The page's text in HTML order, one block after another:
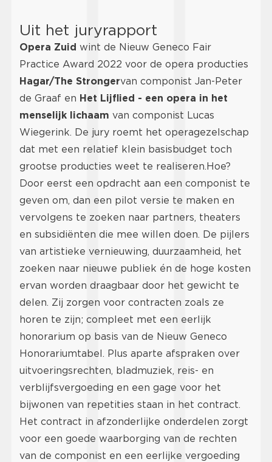
Uit het juryrapport
Opera Zuid wint de Nieuw Geneco Fair
Practice Award 2022 voor de opera producties
Hagar/The Strongervan componist Jan-Peter
de Graaf en Het Lijflied - een opera in het
menselijk lichaam van componist Lucas
Wiegerink. De jury roemt het operagezelschap
dat met een relatief klein basisbudget toch
grootse producties weet te realiseren.Hoe?
Door eerst een opdracht aan een componist te
geven om, dan een pilot versie te maken en
vervolgens te zoeken naar partners, theaters
en subsidiënten die mee willen doen. De pijlers
van artistieke vernieuwing, duurzaamheid, het
zoeken naar nieuwe publiek én de hoge kosten
ervan worden draagbaar door het gewicht te
delen. Zij zorgen voor contracten zoals ze
horen te zijn; compleet met een eerlijk
honorarium op basis van de Nieuw Geneco
Honorariumtabel. Plus aparte afspraken over
uitvoeringsrechten, bladmuziek, reis- en
verblijfsvergoeding en een gage voor het
bijwonen van repetities staan in het contract.
Het contract in afzonderlijke onderdelen zorgt
voor een goede waarborging van de rechten
van de componist en een eerlijke vergoeding